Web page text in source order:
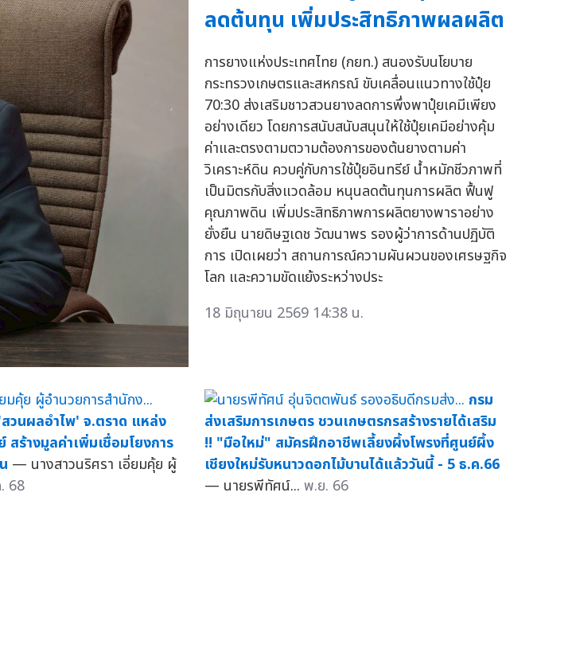
ลดต้นทุน เพิ่มประสิทธิภาพผลผลิต
การยางแห่งประเทศไทย (กยท.) สนองรับนโยบาย
กระทรวงเกษตรและสหกรณ์ ขับเคลื่อนแนวทางใช้ปุ๋ย
70:30 ส่งเสริมชาวสวนยางลดการพึ่งพาปุ๋ยเคมีเพียง
อย่างเดียว โดยการสนับสนับสนุนให้ใช้ปุ๋ยเคมีอย่างคุ้ม
ค่าและตรงตามตวามต้องการของต้นยางตามค่า
วิเคราะห์ดิน ควบคู่กับการใช้ปุ๋ยอินทรีย์ น้ำหมักชีวภาพที่
เป็นมิตรกับสิ่งแวดล้อม หนุนลดต้นทุนการผลิต ฟื้นฟู
คุณภาพดิน เพิ่มประสิทธิภาพการผลิตยางพาราอย่าง
ยั่งยืน นายดิษฐเดช วัฒนาพร รองผู้ว่าการด้านปฏิบัติ
การ เปิดเผยว่า สถานการณ์ความผันผวนของเศรษฐกิจ
โลก และความขัดแย้งระหว่างประ
18 มิถุนายน 2569 14:38 น.
วนผลอำไพ' จ.ตราด แหล่ง
สร้างมูลค่าเพิ่มเชื่อมโยงการ
— นางสาวนริศรา เอี่ยมคุ้ย ผู้
68
กรม
ส่งเสริมการเกษตร ชวนเกษตรกรสร้างรายได้เสริม
!! "มือใหม่" สมัครฝึกอาชีพเลี้ยงผึ้งโพรงที่ศูนย์ผึ้ง
เชียงใหม่รับหนาวดอกไม้บานได้แล้ววันนี้ - 5 ธ.ค.66
— นายรพีทัศน์... พ.ย. 66